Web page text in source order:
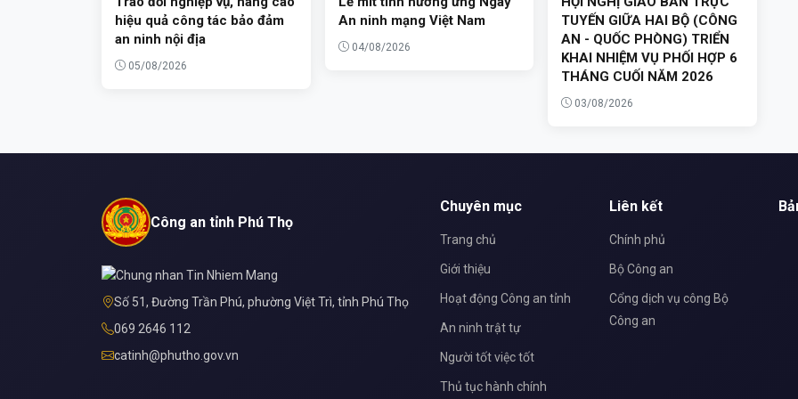
hiệu quả công tác bảo đảm
an ninh nội địa
05/08/2026
An ninh mạng Việt Nam
04/08/2026
TUYẾN GIỮA HAI BỘ (CÔNG
AN - QUỐC PHÒNG) TRIỂN
KHAI NHIỆM VỤ PHỐI HỢP 6
THÁNG CUỐI NĂM 2026
03/08/2026
Công an tỉnh Phú Thọ
Số 51, Đường Trần Phú, phường Việt Trì, tỉnh Phú Thọ
069 2646 112
catinh@phutho.gov.vn
Chuyên mục
Trang chủ
Giới thiệu
Hoạt động Công an tỉnh
An ninh trật tự
Người tốt việc tốt
Thủ tục hành chính
Liên kết
Chính phủ
Bộ Công an
Cổng dịch vụ công Bộ
Công an